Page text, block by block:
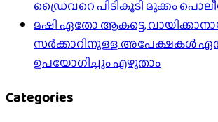
ഡ്രൈവറെ പിടികൂടി മുക്കം
മഷി ഏതോ ആകട്ടെ,
സർക്കാറിനുള്ള അപേക്ഷകൾ
ഉപയോഗിച്ചും എഴുതാം
Categories